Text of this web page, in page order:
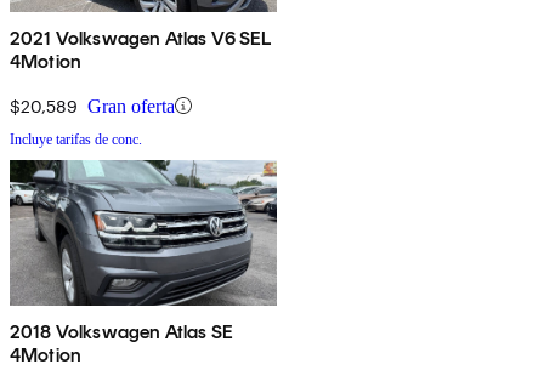
2021 Volkswagen Atlas V6 SEL
4Motion
$20,589 Gran oferta
Incluye tarifas de conc.
2018 Volkswagen Atlas SE
4Motion